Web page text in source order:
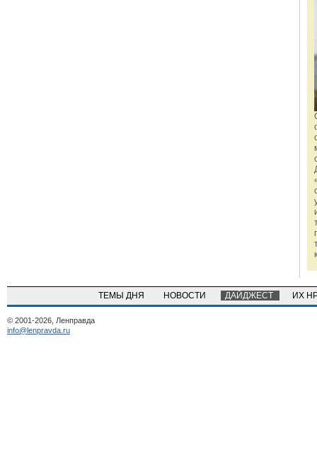
ТЕМЫ ДНЯ НОВОСТИ ДАЙДЖЕСТ ИХ
© 2001-2026, Ленправда
info@lenpravda.ru